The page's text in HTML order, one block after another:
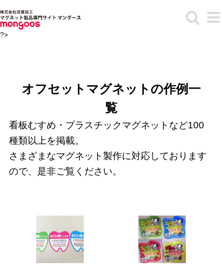
to
content
?>
オフセットマグネットの作例一
覧
看板むすめ・プラスチックマグネットなど100
種類以上を掲載。
さまざまなマグネット製作に対応しております
ので、是非ご覧ください。